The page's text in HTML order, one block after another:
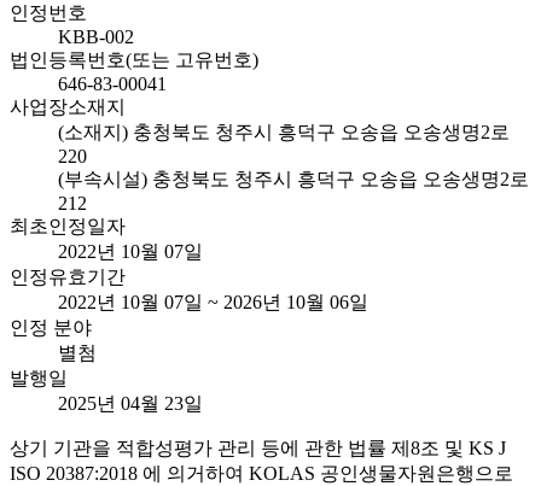
인정번호
KBB-002
법인등록번호(또는 고유번호)
646-83-00041
사업장소재지
(소재지) 충청북도 청주시 흥덕구 오송읍 오송생명2로
220
(부속시설) 충청북도 청주시 흥덕구 오송읍 오송생명2로
212
최초인정일자
2022년 10월 07일
인정유효기간
2022년 10월 07일 ~ 2026년 10월 06일
인정 분야
별첨
발행일
2025년 04월 23일
상기 기관을 적합성평가 관리 등에 관한 법률 제8조 및 KS J
ISO 20387:2018 에 의거하여 KOLAS 공인생물자원은행으로